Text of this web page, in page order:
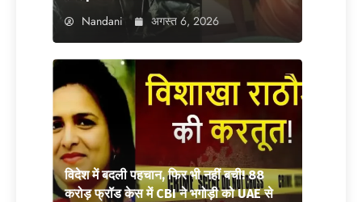
Nandani अगस्त 6, 2026
विदेश में बदली पहचान, फिर भी नहीं बची! 88
करोड़ फ्रॉड केस में CBI ने भगोड़ी को UAE से